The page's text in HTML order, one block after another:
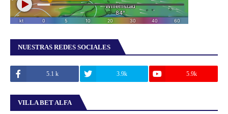
NUESTRAS REDES SOCIALES
5.1 k 3.9k 5.9k
VILLA BET ALFA